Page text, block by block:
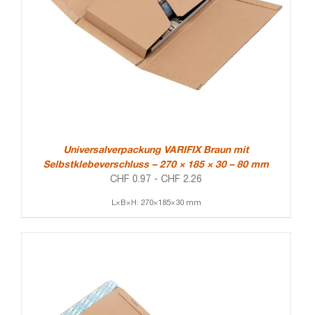
Universalverpackung VARIFIX Braun mit
Selbstklebeverschluss – 270 × 185 × 30 – 80 mm
CHF 0.97 - CHF 2.26
L×B×H: 270×185×30 mm